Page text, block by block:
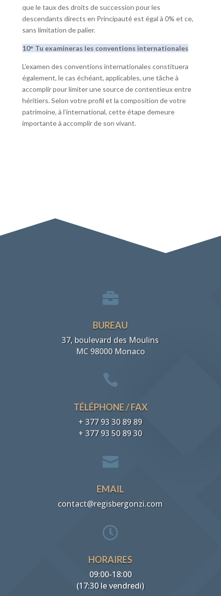
que le taux des droits de succession pour les
descendants directs en Principauté est égal à 0% et ce,
sans limitation de palier.
10° Tu examineras les conventions internationales
L’examen des conventions internationales constituera
également, le cas échéant, applicables, une tâche à
accomplir pour limiter une source de contentieux entre
héritiers. Selon votre profil et la composition de votre
patrimoine, à l’international, cette étape demeure
importante à accomplir de son vivant.

BUREAU
37, boulevard des Moulins
MC 98000 Monaco

TÉLÉPHONE / FAX
+ 377 93 30 89 89
+ 377 93 50 89 30

EMAIL
contact@regisbergonzi.com

HORAIRES
09:00-18:00
(17:30 le vendredi)